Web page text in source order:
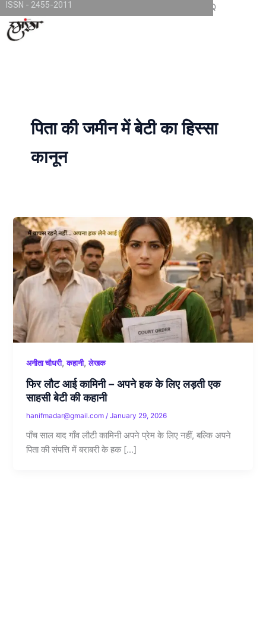
TKjNCP4frpJsub1QbSYMGphQaujBY6Of8-pr1kL7kJQ
ISSN - 2455-2011
पिता की जमीन में बेटी का हिस्सा
कानून
अनीता चौधरी,कहानी,लेखक
फिर लौट आई कामिनी – अपने हक के लिए लड़ती एक
साहसी बेटी की कहानी
hanifmadar@gmail.com/January 29, 2026
पाँच साल बाद गाँव लौटी कामिनी अपने प्रेम के लिए नहीं, बल्कि अपने
पिता की संपत्ति में बराबरी के हक […]